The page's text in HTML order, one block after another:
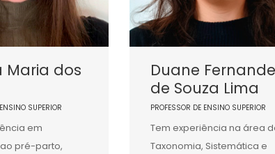
Maria dos
SUPERIOR
em
pré-parto,
Duane
de Souza Lima
PROFESSOR DE ENSINO SUPERIOR
Tem experiência na área
Taxonomia, Sistemática e